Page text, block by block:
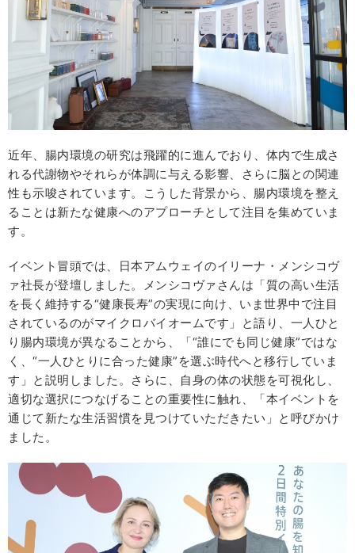
近年、腸内環境の研究は飛躍的に進んでおり、体内で生成さ
れる代謝物やそれらが体調に与える影響、さらに脳との関連
性も示唆されています。こうした背景から、腸内環境を整え
ることは新たな健康へのアプローチとして注目を集めていま
す。
イベント冒頭では、日本アムウェイのイリーナ・メンシコヴ
ァ社長が登壇しました。メンシコヴァさんは「質の高い生活
を長く維持する“健康長寿”の実現に向け、いま世界中で注目
されているのがマイクロバイオームです」と語り、一人ひと
り腸内環境が異なることから、「“誰にでも同じ健康”ではな
く、“一人ひとりに合った健康”を選ぶ時代へと移行していま
す」と説明しました。さらに、自身の体の状態を可視化し、
適切な選択につなげることの重要性に触れ、「本イベントを
通じて新たな生活習慣を見つけていただきたい」と呼びかけ
ました。